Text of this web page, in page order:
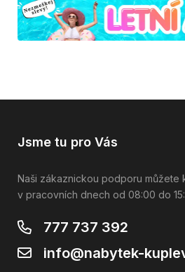
Jsme tu pro Vás
Naši zákaznickou podporu můžete
v pracovních dnech od 08:00 do
777 737 392
info@nabytek-